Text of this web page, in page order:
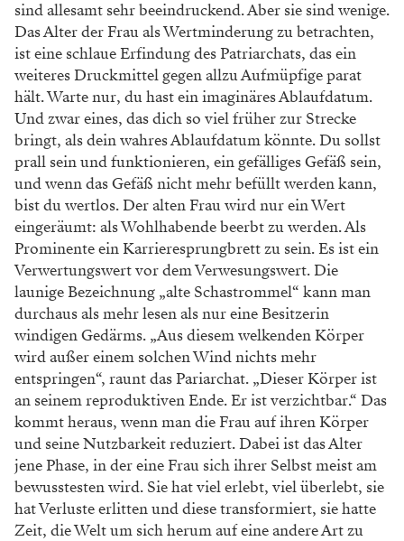
sind allesamt sehrbeeindruckend. Aber sie sind wenige.
Das Alter der Frau alsWertminderung zu betrachten,
ist eine schlaue Erfindungdes Patriarchats, das ein
weiteres Druckmittel gegen allzuAufmüpfige parat
hält. Warte nur, du hast ein imaginäresAblaufdatum.
Und zwar eines, das dich so viel früher zur Strecke
bringt, als dein wahres Ablaufdatum könnte. Du sollst
prall sein und funktionieren, ein gefälliges Gefäß sein,
und wenn das Gefäß nicht mehr befüllt werden kann,
bistdu wertlos. Der alten Frau wird nur ein Wert
eingeräumt: als Wohlhabende beerbt zu werden. Als
Prominente einKarrieresprungbrett zu sein. Es ist ein
Verwertungswertvor dem Verwesungswert. Die
launige Bezeichnung „alte Schastrommel“ kann man
durchaus als mehr lesen als nureine Besitzerin
windigen Gedärms. „Aus diesem welkendenKörper
wird außer einem solchen Wind nichts mehr
entspringen“, raunt das Pariarchat. „Dieser Körper ist
an seinemreproduktiven Ende. Er ist verzichtbar.“ Das
kommt heraus, wenn man die Frau auf ihren Körper
und seine Nutzbarkeitreduziert. Dabei ist das Alter
jene Phase, in der eine Frau sichihrer Selbst meist am
bewusstesten wird. Sie hat viel erlebt, viel überlebt, sie
hat Verluste erlitten und diese transformiert, sie hatte
Zeit, die Welt um sich herum auf eine andere Artzu